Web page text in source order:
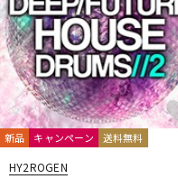
新品 キャンペーン 送料無料
HY2ROGEN